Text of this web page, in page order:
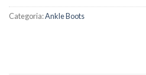
Categoria:Ankle Boots